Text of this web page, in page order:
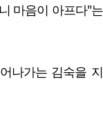
마음이 아프다"는
나가는 김숙을 지